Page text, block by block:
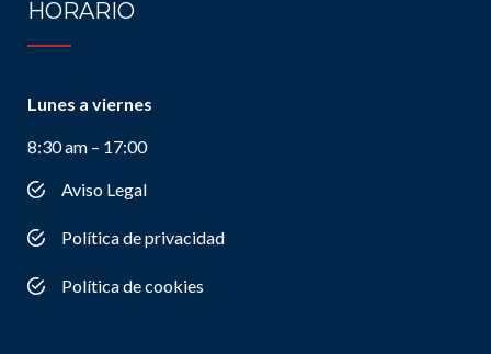
HORARIO
Lunes a viernes
8:30 am – 17:00
Aviso Legal
Política de privacidad
Política de cookies